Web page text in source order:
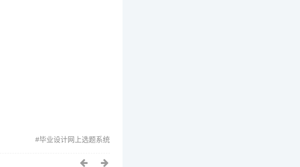
毕业设计网上选题系统